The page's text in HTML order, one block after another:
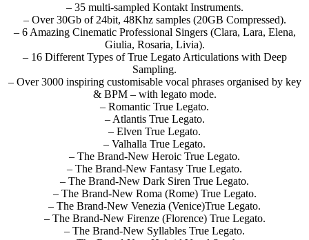
– 35 multi-sampled Kontakt Instruments.
– Over 30Gb of 24bit, 48Khz samples (20GB Compressed).
– 6 Amazing Cinematic Professional Singers (Clara, Lara, Elena,
Giulia, Rosaria, Livia).
– 16 Different Types of True Legato Articulations with Deep
Sampling.
– Over 3000 inspiring customisable vocal phrases organised by key
& BPM – with legato mode.
– Romantic True Legato.
– Atlantis True Legato.
– Elven True Legato.
– Valhalla True Legato.
– The Brand-New Heroic True Legato.
– The Brand-New Fantasy True Legato.
– The Brand-New Dark Siren True Legato.
– The Brand-New Roma (Rome) True Legato.
– The Brand-New Venezia (Venice)True Legato.
– The Brand-New Firenze (Florence) True Legato.
– The Brand-New Syllables True Legato.